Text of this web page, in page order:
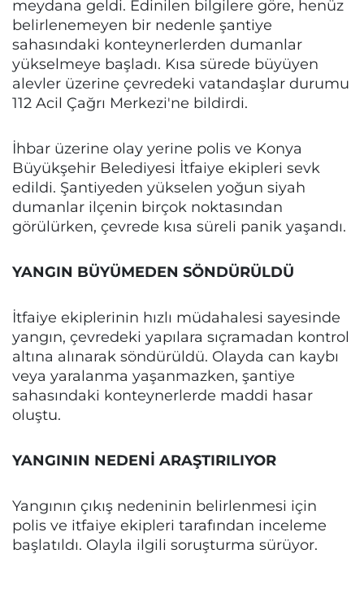
meydana geldi. Edinilen bilgilere göre, henüz
belirlenemeyen bir nedenle şantiye
sahasındaki konteynerlerden dumanlar
yükselmeye başladı. Kısa sürede büyüyen
alevler üzerine çevredeki vatandaşlar durumu
112 Acil Çağrı Merkezi'ne bildirdi.
İhbar üzerine olay yerine polis ve Konya
Büyükşehir Belediyesi İtfaiye ekipleri sevk
edildi. Şantiyeden yükselen yoğun siyah
dumanlar ilçenin birçok noktasından
görülürken, çevrede kısa süreli panik yaşandı.
YANGIN BÜYÜMEDEN SÖNDÜRÜLDÜ
İtfaiye ekiplerinin hızlı müdahalesi sayesinde
yangın, çevredeki yapılara sıçramadan kontrol
altına alınarak söndürüldü. Olayda can kaybı
veya yaralanma yaşanmazken, şantiye
sahasındaki konteynerlerde maddi hasar
oluştu.
YANGININ NEDENİ ARAŞTIRILIYOR
Yangının çıkış nedeninin belirlenmesi için
polis ve itfaiye ekipleri tarafından inceleme
başlatıldı. Olayla ilgili soruşturma sürüyor.